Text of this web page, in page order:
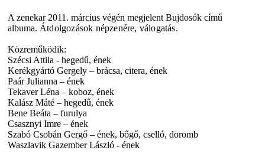
A zenekar 2011. március végén megjelent Bujdosók című
albuma. Átdolgozások népzenére, válogatás.
Közreműködik:
Szécsi Attila - hegedű, ének
Kerékgyártó Gergely – brácsa, citera, ének
Paár Julianna – ének
Tekaver Léna – koboz, ének
Kalász Máté – hegedű, ének
Bene Beáta – furulya
Csasznyi Imre – ének
Szabó Csobán Gergő – ének, bőgő, cselló, doromb
Waszlavik Gazember László - ének